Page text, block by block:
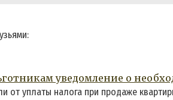
уведомление о
от уплаты налога при продаже